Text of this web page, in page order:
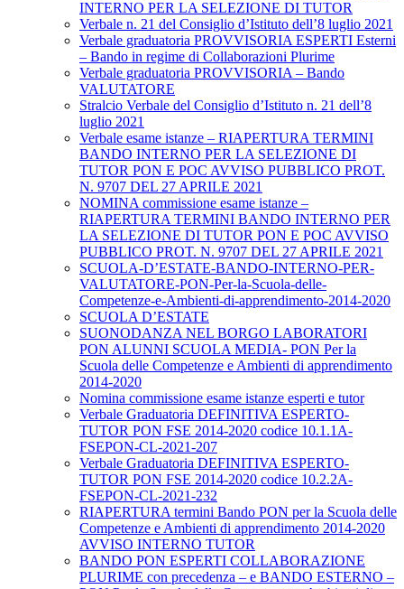
INTERNO PER LA SELEZIONE DI TUTOR
Verbale n. 21 del Consiglio d’Istituto dell’8 luglio 2021
Verbale graduatoria PROVVISORIA ESPERTI Esterni
– Bando in regime di Collaborazioni Plurime
Verbale graduatoria PROVVISORIA – Bando
VALUTATORE
Stralcio Verbale del Consiglio d’Istituto n. 21 dell’8
luglio 2021
Verbale esame istanze – RIAPERTURA TERMINI
BANDO INTERNO PER LA SELEZIONE DI
TUTOR PON E POC AVVISO PUBBLICO PROT.
N. 9707 DEL 27 APRILE 2021
NOMINA commissione esame istanze –
RIAPERTURA TERMINI BANDO INTERNO PER
LA SELEZIONE DI TUTOR PON E POC AVVISO
PUBBLICO PROT. N. 9707 DEL 27 APRILE 2021
SCUOLA-D’ESTATE-BANDO-INTERNO-PER-
VALUTATORE-PON-Per-la-Scuola-delle-
Competenze-e-Ambienti-di-apprendimento-2014-2020
SCUOLA D’ESTATE
SUONODANZA NEL BORGO LABORATORI
PON ALUNNI SCUOLA MEDIA- PON Per la
Scuola delle Competenze e Ambienti di apprendimento
2014-2020
Nomina commissione esame istanze esperti e tutor
Verbale Graduatoria DEFINITIVA ESPERTO-
TUTOR PON FSE 2014-2020 codice 10.1.1A-
FSEPON-CL-2021-207
Verbale Graduatoria DEFINITIVA ESPERTO-
TUTOR PON FSE 2014-2020 codice 10.2.2A-
FSEPON-CL-2021-232
RIAPERTURA termini Bando PON per la Scuola delle
Competenze e Ambienti di apprendimento 2014-2020
AVVISO INTERNO TUTOR
BANDO PON ESPERTI COLLABORAZIONE
PLURIME con precedenza – e BANDO ESTERNO –